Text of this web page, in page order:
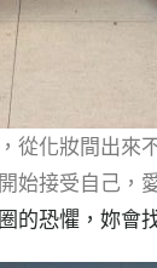
從化妝間出來
始接受自己，
的恐懼，妳會